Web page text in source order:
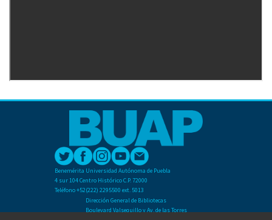
Benemérita Universidad Autónoma de Puebla
4 sur 104 Centro Histórico C.P. 72000
Teléfono +52(222) 2295500 ext. 5013
Dirección General de Bibliotecas
Boulevard Valsequillo y Av. de las Torres